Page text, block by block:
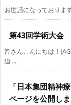
お世話になっておりま
第43回学術大会
皆さんこんにちは！
迫 ...
「日本集団精神
ページを公開しま